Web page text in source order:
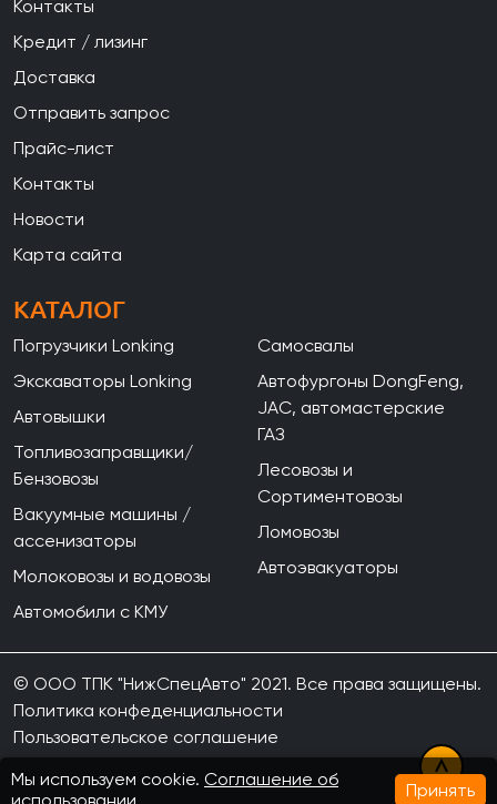
Контакты
Кредит / лизинг
Доставка
Отправить запрос
Прайс-лист
Контакты
Новости
Карта сайта
КАТАЛОГ
Погрузчики Lonking
Экскаваторы Lonking
Автовышки
Топливозаправщики/
Бензовозы
Вакуумные машины /
ассенизаторы
Молоковозы и водовозы
Автомобили с КМУ
Самосвалы
Автофургоны DongFeng,
JAC, автомастерские
ГАЗ
Лесовозы и
Сортиментовозы
Ломовозы
Автоэвакуаторы
© ООО ТПК "НижСпецАвто" 2021. Все права защищены.
Политика конфеденциальности
Пользовательское соглашение
Мы используем cookie. Соглашение об
Принять